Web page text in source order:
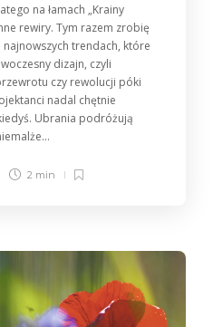
na łamach „Krainy
rewiry. Tym razem zrobię
trendach, które
dizajn, czyli
czy rewolucji póki
nadal chętnie
Ubrania podróżują
2 min